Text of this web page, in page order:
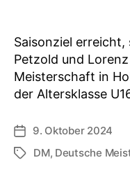
Saisonziel
Petzold und
Meisterschaft in
der Altersklasse
Veröffentlichungsdatum
9. Oktober 2024
Schlagwörter
DM, Deutsche